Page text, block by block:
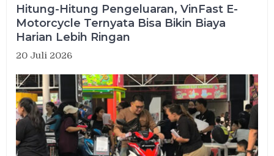
Hitung-Hitung Pengeluaran, VinFast E-
Motorcycle Ternyata Bisa Bikin Biaya
Harian Lebih Ringan
20 Juli 2026